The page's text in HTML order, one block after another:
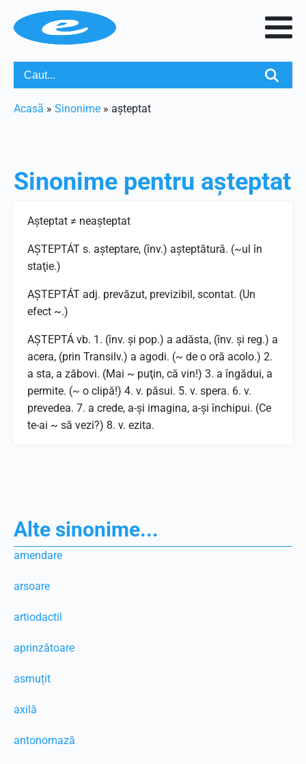
Acasã » Sinonime » așteptat
Sinonime pentru așteptat
Aşteptat ≠ neaşteptat
AŞTEPTÁT s. aşteptare, (înv.) aşteptătură. (~ul în
staţie.)
AŞTEPTÁT adj. prevăzut, previzibil, scontat. (Un
efect ~.)
AŞTEPTÁ vb. 1. (înv. şi pop.) a adăsta, (înv. şi reg.) a
acera, (prin Transilv.) a agodi. (~ de o oră acolo.) 2.
a sta, a zăbovi. (Mai ~ puţin, că vin!) 3. a îngădui, a
permite. (~ o clipă!) 4. v. păsui. 5. v. spera. 6. v.
prevedea. 7. a crede, a-şi imagina, a-şi închipui. (Ce
te-ai ~ să vezi?) 8. v. ezita.
Alte sinonime...
amendare
arsoare
artiodactil
aprinzătoare
asmuțit
axilă
antonomază